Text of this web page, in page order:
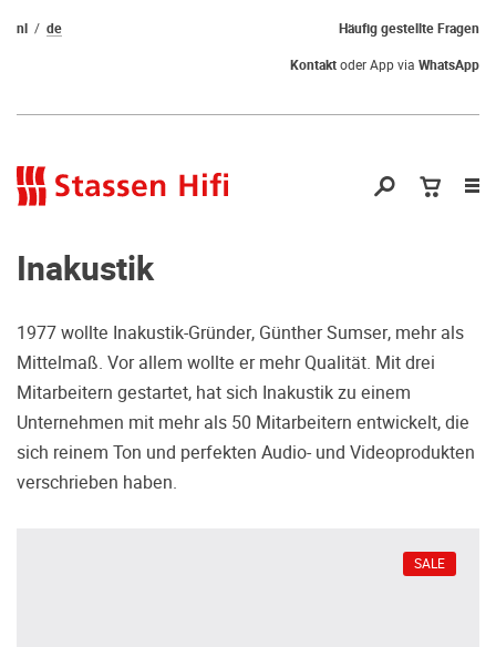
Qual der Wahl?
Warum kommen Sie nicht vorbei und
hören erstmal Probe? Dadurch stellen
Sie sicher, dass Sie die richtige Wahl
Häufig gestellte Fragen
nl
de
Kontaktoder App via WhatsApp
Inakustik
1977 wollte Inakustik-Gründer, Günther Sumser, mehr als
Mittelmaß. Vor allem wollte er mehr Qualität. Mit drei
Mitarbeitern gestartet, hat sich Inakustik zu einem
Unternehmen mit mehr als 50 Mitarbeitern entwickelt, die
sich reinem Ton und perfekten Audio- und Videoprodukten
verschrieben haben.
SALE